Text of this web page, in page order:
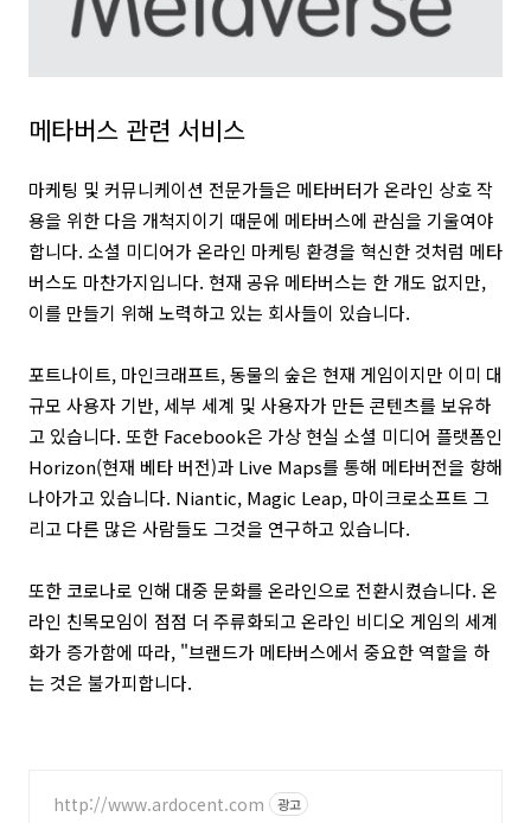
메타버스 관련 서비스
마케팅 및 커뮤니케이션 전문가들은 메타버터가 온라인 상호 작
용을 위한 다음 개척지이기 때문에 메타버스에 관심을 기울여야
합니다. 소셜 미디어가 온라인 마케팅 환경을 혁신한 것처럼 메타
버스도 마찬가지입니다. 현재 공유 메타버스는 한 개도 없지만,
이를 만들기 위해 노력하고 있는 회사들이 있습니다.
포트나이트, 마인크래프트, 동물의 숲은 현재 게임이지만 이미 대
규모 사용자 기반, 세부 세계 및 사용자가 만든 콘텐츠를 보유하
고 있습니다. 또한 Facebook은 가상 현실 소셜 미디어 플랫폼인
Horizon(현재 베타 버전)과 Live Maps를 통해 메타버전을 향해
나아가고 있습니다. Niantic, Magic Leap, 마이크로소프트 그
리고 다른 많은 사람들도 그것을 연구하고 있습니다.
또한 코로나로 인해 대중 문화를 온라인으로 전환시켰습니다. 온
라인 친목모임이 점점 더 주류화되고 온라인 비디오 게임의 세계
화가 증가함에 따라, "브랜드가 메타버스에서 중요한 역할을 하
는 것은 불가피합니다.
http://www.ardocent.com 광고